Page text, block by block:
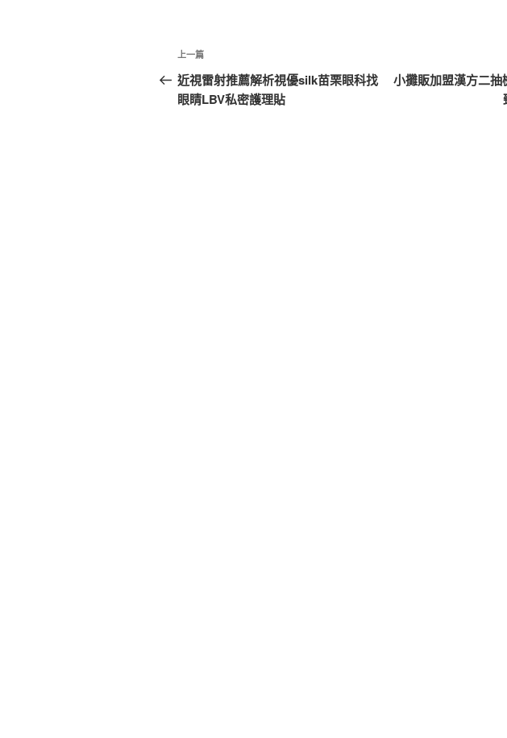
文
章
導
上
一
篇
上一篇
近視雷射推薦解析視優silk苗栗眼科找
眼睛LBV私密護理貼
小攤販加盟漢方二